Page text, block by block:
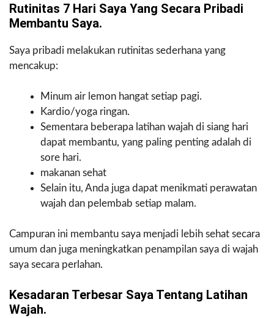
Rutinitas 7 Hari Saya Yang Secara Pribadi
Membantu Saya.
Saya pribadi melakukan rutinitas sederhana yang
mencakup:
Minum air lemon hangat setiap pagi.
Kardio/yoga ringan.
Sementara beberapa latihan wajah di siang hari
dapat membantu, yang paling penting adalah di
sore hari.
makanan sehat
Selain itu, Anda juga dapat menikmati perawatan
wajah dan pelembab setiap malam.
Campuran ini membantu saya menjadi lebih sehat secara
umum dan juga meningkatkan penampilan saya di wajah
saya secara perlahan.
Kesadaran Terbesar Saya Tentang Latihan
Wajah.